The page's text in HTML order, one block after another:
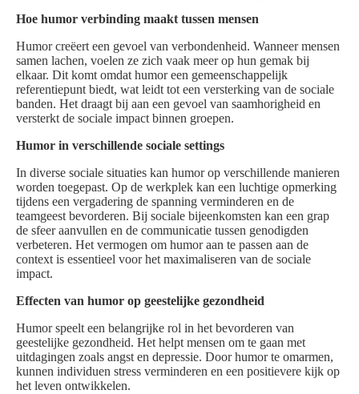
Hoe humor verbinding maakt tussen mensen
Humor creëert een gevoel van verbondenheid. Wanneer mensen
samen lachen, voelen ze zich vaak meer op hun gemak bij
elkaar. Dit komt omdat humor een gemeenschappelijk
referentiepunt biedt, wat leidt tot een versterking van de sociale
banden. Het draagt bij aan een gevoel van saamhorigheid en
versterkt de sociale impact binnen groepen.
Humor in verschillende sociale settings
In diverse sociale situaties kan humor op verschillende manieren
worden toegepast. Op de werkplek kan een luchtige opmerking
tijdens een vergadering de spanning verminderen en de
teamgeest bevorderen. Bij sociale bijeenkomsten kan een grap
de sfeer aanvullen en de communicatie tussen genodigden
verbeteren. Het vermogen om humor aan te passen aan de
context is essentieel voor het maximaliseren van de sociale
impact.
Effecten van humor op geestelijke gezondheid
Humor speelt een belangrijke rol in het bevorderen van
geestelijke gezondheid. Het helpt mensen om te gaan met
uitdagingen zoals angst en depressie. Door humor te omarmen,
kunnen individuen stress verminderen en een positievere kijk op
het leven ontwikkelen.